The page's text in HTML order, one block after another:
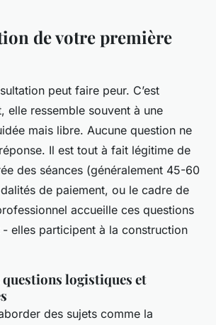
de votre première
peut faire peur. C’est
elle ressemble souvent à une
mais libre. Aucune question ne
Il est tout à fait légitime de
des séances (généralement 45-60
de paiement, ou le cadre de
accueille ces questions
- elles participent à la construction
questions logistiques et
des sujets comme la